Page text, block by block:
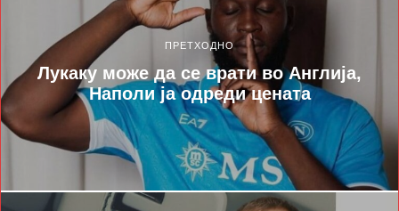
ПРЕТХОДНО
Лукаку може да се врати во Англија,
Наполи ја одреди цената